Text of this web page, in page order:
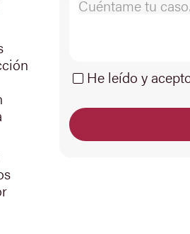
He leído y